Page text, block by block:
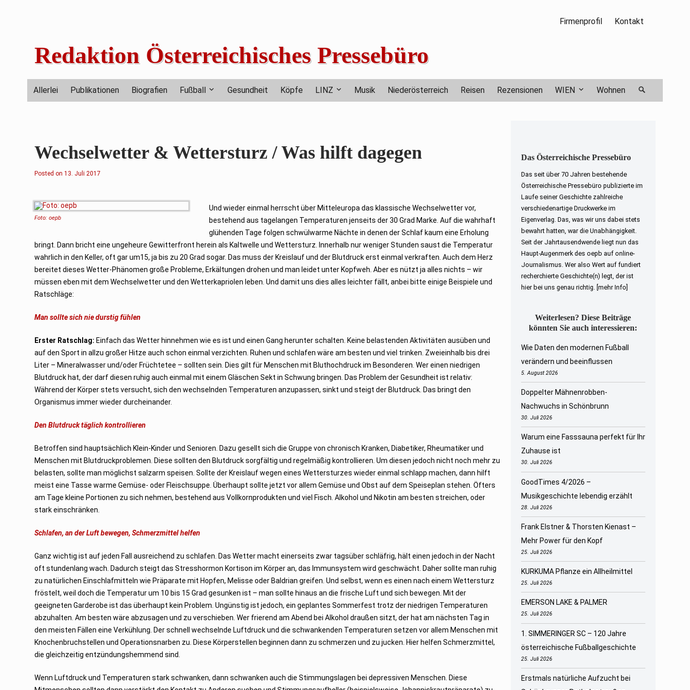
Firmenprofil Kontakt
Redaktion Österreichisches Pressebüro
Allerlei Publikationen Biografien Fußball Gesundheit Köpfe LINZ Musik Niederösterreich Reisen Rezensionen WIEN Wohnen
Wechselwetter & Wettersturz / Was hilft dagegen
Posted on13. Juli 2017
Foto: oepb
Und wieder einmal herrscht über Mitteleuropa das klassische Wechselwetter vor,
bestehend aus tagelangen Temperaturen jenseits der 30 Grad Marke. Auf die wahrhaft
glühenden Tage folgen schwülwarme Nächte in denen der Schlaf kaum eine Erholung
bringt. Dann bricht eine ungeheure Gewitterfront herein als Kaltwelle und Wettersturz. Innerhalb nur weniger Stunden saust die Temperatur
wahrlich in den Keller, oft gar um15, ja bis zu 20 Grad sogar. Das muss der Kreislauf und der Blutdruck erst einmal verkraften. Auch dem Herz
bereitet dieses Wetter-Phänomen große Probleme, Erkältungen drohen und man leidet unter Kopfweh. Aber es nützt ja alles nichts – wir
müssen eben mit dem Wechselwetter und den Wetterkapriolen leben. Und damit uns dies alles leichter fällt, anbei bitte einige Beispiele und
Ratschläge:
Man sollte sich nie durstig fühlen
Erster Ratschlag: Einfach das Wetter hinnehmen wie es ist und einen Gang herunter schalten. Keine belastenden Aktivitäten ausüben und
auf den Sport in allzu großer Hitze auch schon einmal verzichten. Ruhen und schlafen wäre am besten und viel trinken. Zweieinhalb bis drei
Liter – Mineralwasser und/oder Früchtetee – sollten sein. Dies gilt für Menschen mit Bluthochdruck im Besonderen. Wer einen niedrigen
Blutdruck hat, der darf diesen ruhig auch einmal mit einem Gläschen Sekt in Schwung bringen. Das Problem der Gesundheit ist relativ:
Während der Körper stets versucht, sich den wechselnden Temperaturen anzupassen, sinkt und steigt der Blutdruck. Das bringt den
Organismus immer wieder durcheinander.
Den Blutdruck täglich kontrollieren
Betroffen sind hauptsächlich Klein-Kinder und Senioren. Dazu gesellt sich die Gruppe von chronisch Kranken, Diabetiker, Rheumatiker und
Menschen mit Blutdruckproblemen. Diese sollten den Blutdruck sorgfältig und regelmäßig kontrollieren. Um diesen jedoch nicht noch mehr zu
belasten, sollte man möglichst salzarm speisen. Sollte der Kreislauf wegen eines Wettersturzes wieder einmal schlapp machen, dann hilft
meist eine Tasse warme Gemüse- oder Fleischsuppe. Überhaupt sollte jetzt vor allem Gemüse und Obst auf dem Speiseplan stehen. Öfters
am Tage kleine Portionen zu sich nehmen, bestehend aus Vollkornprodukten und viel Fisch. Alkohol und Nikotin am besten streichen, oder
stark einschränken.
Schlafen, an der Luft bewegen, Schmerzmittel helfen
Ganz wichtig ist auf jeden Fall ausreichend zu schlafen. Das Wetter macht einerseits zwar tagsüber schläfrig, hält einen jedoch in der Nacht
oft stundenlang wach. Dadurch steigt das Stresshormon Kortison im Körper an, das Immunsystem wird geschwächt. Daher sollte man ruhig
zu natürlichen Einschlafmitteln wie Präparate mit Hopfen, Melisse oder Baldrian greifen. Und selbst, wenn es einen nach einem Wettersturz
fröstelt, weil doch die Temperatur um 10 bis 15 Grad gesunken ist – man sollte hinaus an die frische Luft und sich bewegen. Mit der
geeigneten Garderobe ist das überhaupt kein Problem. Ungünstig ist jedoch, ein geplantes Sommerfest trotz der niedrigen Temperaturen
abzuhalten. Am besten wäre abzusagen und zu verschieben. Wer frierend am Abend bei Alkohol draußen sitzt, der hat am nächsten Tag in
den meisten Fällen eine Verkühlung. Der schnell wechselnde Luftdruck und die schwankenden Temperaturen setzen vor allem Menschen mit
Knochenbruchstellen und Operationsnarben zu. Diese Körperstellen beginnen dann zu schmerzen und zu jucken. Hier helfen Schmerzmittel,
die gleichzeitig entzündungshemmend sind.
Wenn Luftdruck und Temperaturen stark schwanken, dann schwanken auch die Stimmungslagen bei depressiven Menschen. Diese
Das Österreichische Pressebüro
Das seit über 70 Jahren bestehende
Österreichische Pressebüro publizierte im
Laufe seiner Geschichte zahlreiche
verschiedenartige Druckwerke im
Eigenverlag. Das, was wir uns dabei stets
bewahrt hatten, war die Unabhängigkeit.
Seit der Jahrtausendwende liegt nun das
Haupt-Augenmerk des oepb auf online-
Journalismus. Wer also Wert auf fundiert
recherchierte Geschichte(n) legt, der ist
hier bei uns genau richtig. [mehr Info]
Weiterlesen? Diese Beiträge
könnten Sie auch interessieren:
Wie Daten den modernen Fußball
verändern und beeinflussen
5. August 2026
Doppelter Mähnenrobben-
Nachwuchs in Schönbrunn
30. Juli 2026
Warum eine Fasssauna perfekt für Ihr
Zuhause ist
30. Juli 2026
GoodTimes 4/2026 –
Musikgeschichte lebendig erzählt
28. Juli 2026
Frank Elstner & Thorsten Kienast –
Mehr Power für den Kopf
25. Juli 2026
KURKUMA Pflanze ein Allheilmittel
25. Juli 2026
EMERSON LAKE & PALMER
25. Juli 2026
1. SIMMERINGER SC – 120 Jahre
österreichische Fußballgeschichte
25. Juli 2026
Erstmals natürliche Aufzucht bei